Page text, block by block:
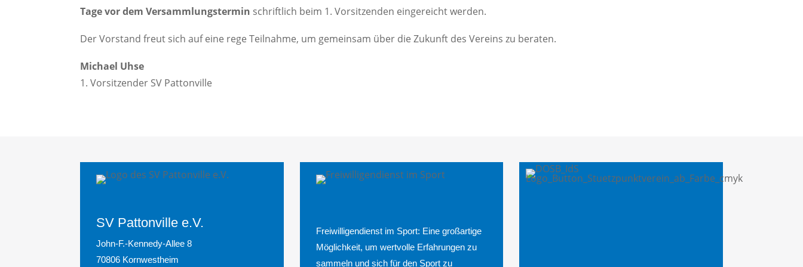
Tage vor dem Versammlungstermin schriftlich beim 1. Vorsitzenden eingereicht werden.
Der Vorstand freut sich auf eine rege Teilnahme, um gemeinsam über die Zukunft des Vereins zu beraten.
Michael Uhse
Vorsitzender SV Pattonville
SV Pattonville e.V.
John-F.-Kennedy-Allee 8
70806 Kornwestheim
Freiwilligendienst im Sport: Eine großartige
Möglichkeit, um wertvolle Erfahrungen zu
sammeln und sich für den Sport zu